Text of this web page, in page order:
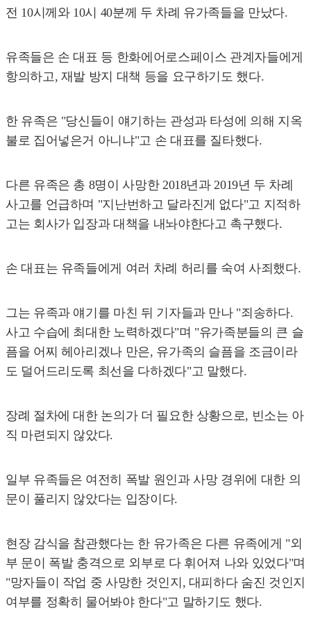
전 10시께와 10시 40분께 두 차례 유가족들을 만났다.
유족들은 손 대표 등 한화에어로스페이스 관계자들에게
항의하고, 재발 방지 대책 등을 요구하기도 했다.
한 유족은 "당신들이 얘기하는 관성과 타성에 의해 지옥
불로 집어넣은거 아니냐"고 손 대표를 질타했다.
다른 유족은 총 8명이 사망한 2018년과 2019년 두 차례
사고를 언급하며 "지난번하고 달라진게 없다"고 지적하
고는 회사가 입장과 대책을 내놔야한다고 촉구했다.
손 대표는 유족들에게 여러 차례 허리를 숙여 사죄했다.
그는 유족과 얘기를 마친 뒤 기자들과 만나 "죄송하다.
사고 수습에 최대한 노력하겠다"며 "유가족분들의 큰 슬
픔을 어찌 헤아리겠나 만은, 유가족의 슬픔을 조금이라
도 덜어드리도록 최선을 다하겠다"고 말했다.
장례 절차에 대한 논의가 더 필요한 상황으로, 빈소는 아
직 마련되지 않았다.
일부 유족들은 여전히 폭발 원인과 사망 경위에 대한 의
문이 풀리지 않았다는 입장이다.
현장 감식을 참관했다는 한 유가족은 다른 유족에게 "외
부 문이 폭발 충격으로 외부로 다 휘어져 나와 있었다"며
"망자들이 작업 중 사망한 것인지, 대피하다 숨진 것인지
여부를 정확히 물어봐야 한다"고 말하기도 했다.